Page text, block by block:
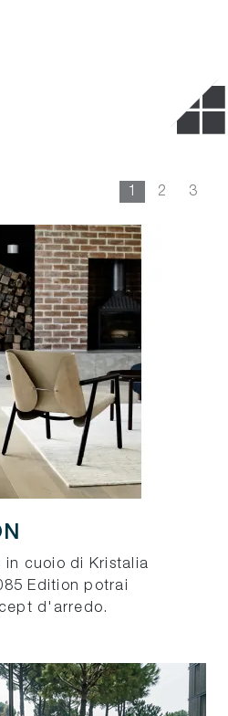
2 3
in cuoio di Kristalia
Edition potrai
d'arredo.